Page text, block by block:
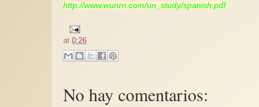
http://www.wunrn.com/un_study/spanish.pdf
at0:26
No hay comentarios: